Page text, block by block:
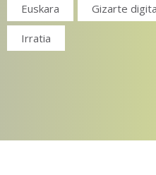
Euskara Gizarte
Irratia